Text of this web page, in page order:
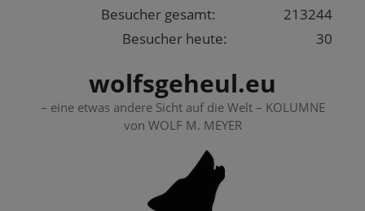
213244
Besucher gesamt:
30
Besucher heute:
wolfsgeheul.eu
– eine etwas andere Sicht auf die Welt – KOLUMNE
von WOLF M. MEYER